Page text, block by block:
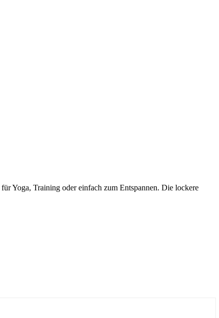
Yoga, Training oder einfach zum Entspannen. Die lockere